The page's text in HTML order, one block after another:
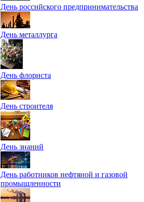
День российского предпринимательства
День металлурга
День флориста
День строителя
День знаний
День работников нефтяной и газовой
промышленности